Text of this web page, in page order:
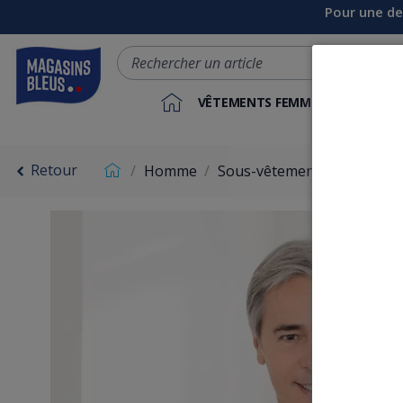
Pour une
VÊTEMENTS FEMME
Retour Homme Sous-vêtements, maillots